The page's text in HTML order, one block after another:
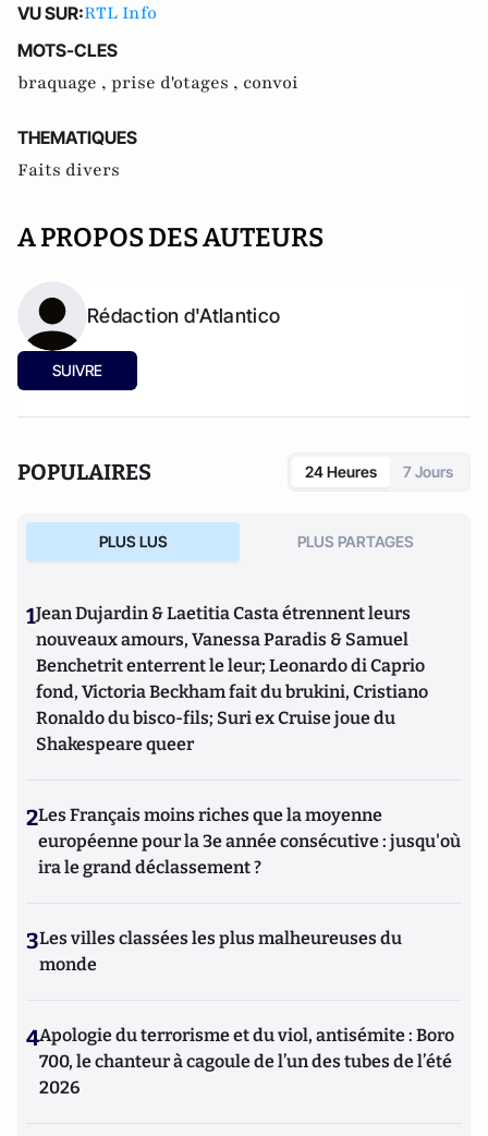
VU SUR:RTL Info
MOTS-CLES
braquage , prise d'otages , convoi
THEMATIQUES
Faits divers
A PROPOS DES AUTEURS
Rédaction d'Atlantico
SUIVRE
POPULAIRES 24 Heures 7 Jours
PLUS LUS PLUS PARTAGES
1Jean Dujardin & Laetitia Casta étrennent leurs
nouveaux amours, Vanessa Paradis & Samuel
Benchetrit enterrent le leur; Leonardo di Caprio
fond, Victoria Beckham fait du brukini, Cristiano
Ronaldo du bisco-fils; Suri ex Cruise joue du
Shakespeare queer
2Les Français moins riches que la moyenne
européenne pour la 3e année consécutive : jusqu'où
ira le grand déclassement ?
3Les villes classées les plus malheureuses du
monde
4Apologie du terrorisme et du viol, antisémite : Boro
700, le chanteur à cagoule de l’un des tubes de l’été
2026